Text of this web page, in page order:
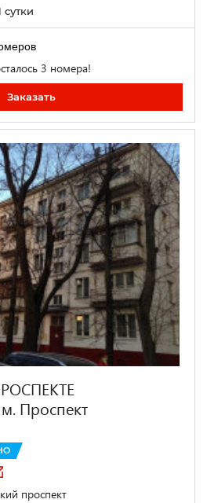
сутки
3 номера!
Заказать
Проспект
проспект